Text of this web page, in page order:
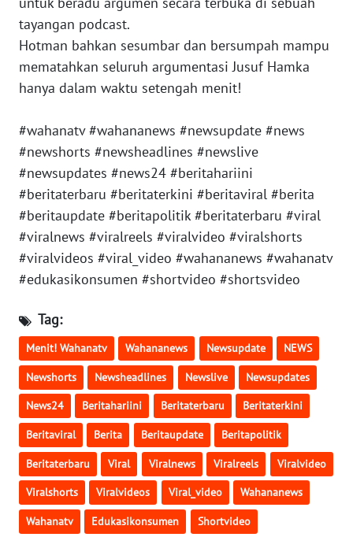
tayangan podcast.
Hotman bahkan sesumbar dan bersumpah mampu
mematahkan seluruh argumentasi Jusuf Hamka
hanya dalam waktu setengah menit!
#wahanatv #wahananews #newsupdate #news
#newshorts #newsheadlines #newslive
#newsupdates #news24 #beritahariini
#beritaterbaru #beritaterkini #beritaviral #berita
#beritaupdate #beritapolitik #beritaterbaru #viral
#viralnews #viralreels #viralvideo #viralshorts
#viralvideos #viral_video #wahananews #wahanatv
#edukasikonsumen #shortvideo #shortsvideo
Tag:
Menit! Wahanatv Wahananews Newsupdate NEWS
Newshorts Newsheadlines Newslive Newsupdates
News24 Beritahariini Beritaterbaru Beritaterkini
Beritaviral Berita Beritaupdate Beritapolitik
Beritaterbaru Viral Viralnews Viralreels Viralvideo
Viralshorts Viralvideos Viral_video Wahananews
Wahanatv Edukasikonsumen Shortvideo
WN
NTT
WN
WN
PAPUA
BARAT
WN
WN
SERAMBI
WN
JAMBI
WN
SULTRA
WN
NTB